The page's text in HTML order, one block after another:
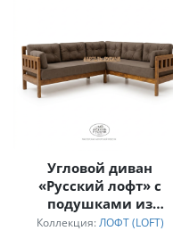
Угловой диван
«Русский лофт» с
подушками из
непромокаемой ткани
Коллекция: ЛОФТ (LOFT)